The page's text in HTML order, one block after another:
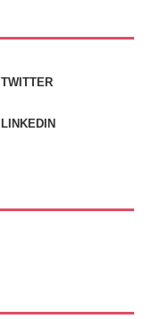
TWITTER
LINKEDIN